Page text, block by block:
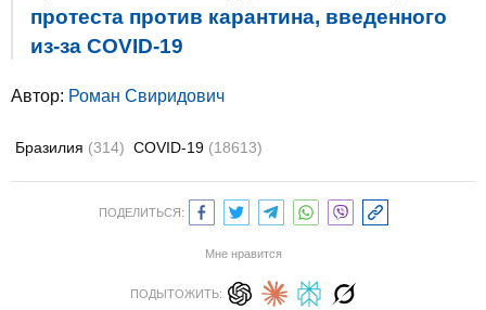
протеста против карантина, введенного
из-за COVID-19
Автор: Роман Свиридович
Бразилия (314) COVID-19 (18613)
ПОДЕЛИТЬСЯ:
Мне нравится
ПОДЫТОЖИТЬ: